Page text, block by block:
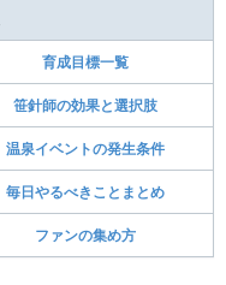
育成目標一覧
笹針師の効果と選択肢
温泉イベントの発生条件
毎日やるべきことまとめ
ファンの集め方